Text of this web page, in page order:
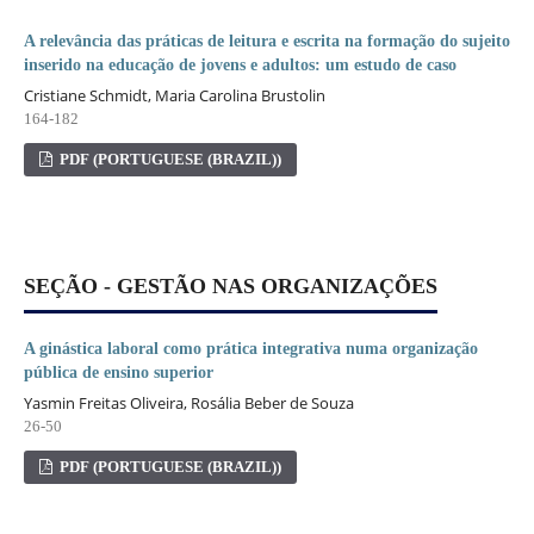
A relevância das práticas de leitura e escrita na formação do sujeito
inserido na educação de jovens e adultos: um estudo de caso
Cristiane Schmidt, Maria Carolina Brustolin
164-182
PDF (PORTUGUESE (BRAZIL))
SEÇÃO - GESTÃO NAS ORGANIZAÇÕES
A ginástica laboral como prática integrativa numa organização
pública de ensino superior
Yasmin Freitas Oliveira, Rosália Beber de Souza
26-50
PDF (PORTUGUESE (BRAZIL))